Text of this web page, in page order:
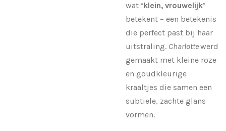
wat ‘klein, vrouwelijk’
betekent – een betekenis
die perfect past bij haar
uitstraling. Charlottewerd
gemaakt met kleine roze
en goudkleurige
kraaltjes die samen een
subtiele, zachte glans
vormen.